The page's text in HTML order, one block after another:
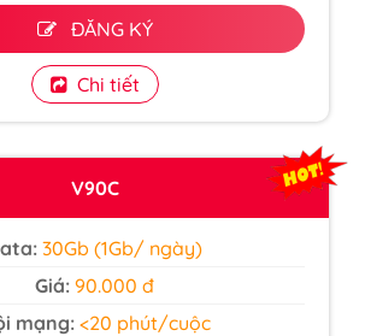
ĐĂNG KÝ
Chi tiết
V90C
30Gb (1Gb/ ngày)
Giá:90.000 đ
mạng: <20 phút/cuộc